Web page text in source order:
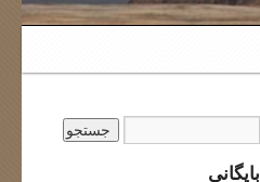
بایگانی